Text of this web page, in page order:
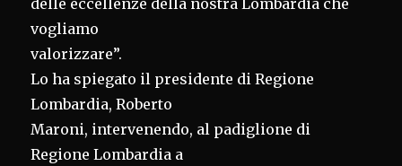
delle eccellenze della nostra Lombardia che
vogliamo
valorizzare”.
Lo ha spiegato il presidente di Regione
Lombardia, Roberto
Maroni, intervenendo, al padiglione di
Regione Lombardia a